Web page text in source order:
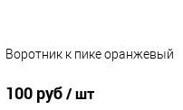
Воротник к пике оранжевый
100 руб/ шт